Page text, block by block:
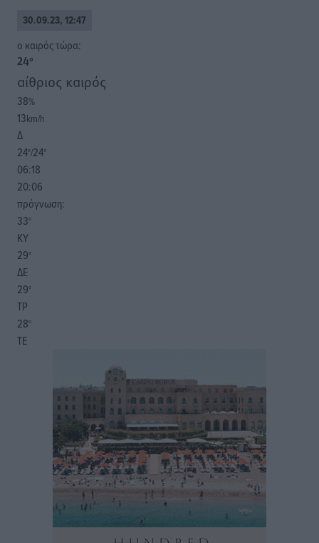
30.09.23, 12:47
o καιρός τώρα:
24°
αίθριος καιρός
38%
13km/h
Δ
24°/24°
06:18
20:06
πρόγνωση:
33°
ΚΥ
29°
ΔΕ
29°
ΤΡ
28°
ΤΕ